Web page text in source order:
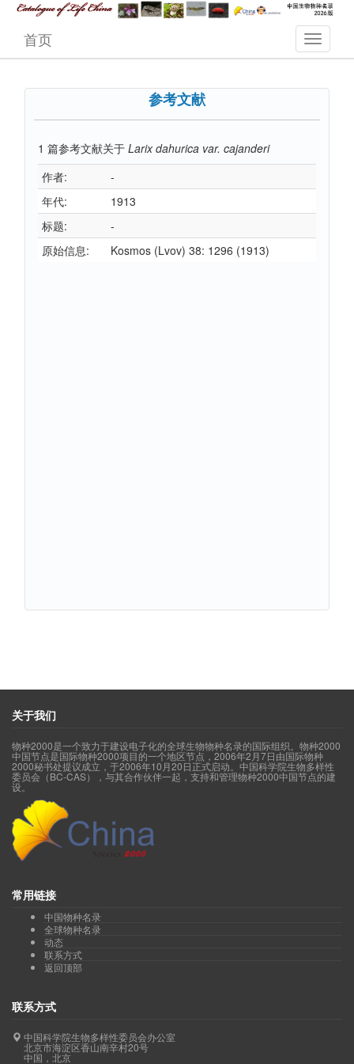
首页
参考文献
1 篇参考文献关于 Larix dahurica var. cajanderi
作者:
-
年代:
1913
标题:
-
原始信息:
Kosmos (Lvov) 38: 1296 (1913)
关于我们
物种2000是一个致力于建设电子化的全球生物物种名录的国际组织。物种2000
中国节点是国际物种2000项目的一个地区节点，2006年2月7日由国际物种
2000秘书处提议成立，于2006年10月20日正式启动。中国科学院生物多样性
委员会（BC-CAS），与其合作伙伴一起，支持和管理物种2000中国节点的建
设。
常用链接
中国物种名录
全球物种名录
动态
联系方式
返回顶部
联系方式
中国科学院生物多样性委员会办公室
北京市海淀区香山南辛村20号
中国，北京